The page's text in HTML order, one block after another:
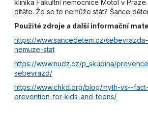
klinika Fakultní nemocnice Motol v
dítěte. Že se to nemůže stát? Šance
Použité zdroje a další informační
https://www.sancedetem.cz/
nemuze-stat
https://www.nudz.cz/p_skupina/
sebevrazd/
https://www.chkd.org/blog/myth-vs--
prevention-for-kids-and-teens/